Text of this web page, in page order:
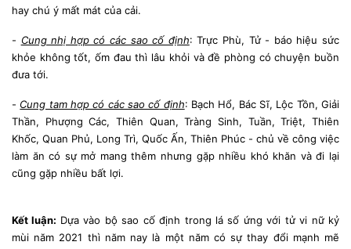
hay chú ý mất mát của cải.
- Cung nhị hợp có các sao cố định: Trực Phù, Tử - báo hiệu sức
khỏe không tốt, ốm đau thì lâu khỏi và đề phòng có chuyện buồn
đưa tới.
- Cung tam hợp có các sao cố định: Bạch Hổ, Bác Sĩ, Lộc Tồn, Giải
Thần, Phượng Các, Thiên Quan, Tràng Sinh, Tuần, Triệt, Thiên
Khốc, Quan Phủ, Long Trì, Quốc Ấn, Thiên Phúc - chủ về công việc
làm ăn có sự mở mang thêm nhưng gặp nhiều khó khăn và đi lại
cũng gặp nhiều bất lợi.
Kết luận: Dựa vào bộ sao cố định trong lá số ứng với tử vi nữ kỷ
mùi năm 2021 thì năm nay là một năm có sự thay đổi mạnh mẽ